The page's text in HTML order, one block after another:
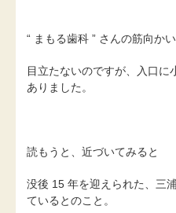
“ まもる歯科 ” さんの筋向か
目立たないのですが、入口に
ありました。
読もうと、近づいてみると
没後 15 年を迎えられた、三
ているとのこと。